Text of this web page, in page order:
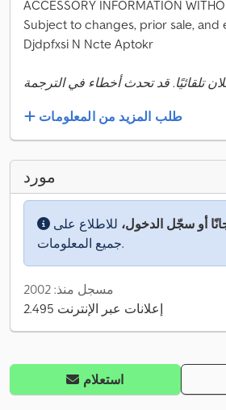
ACCESSORY INFORMATION
Subject to changes, prior sale, and
Djdpfxsi N Ncte Aptokr
طلب المزيد من المعلومات
مورد
أو سجّل الدخول، للاطلاع على
جميع المعلومات.
مسجل منذ: 2002
2.495 إعلانات عبر الإنترنت
استعلام